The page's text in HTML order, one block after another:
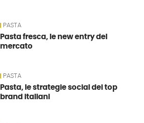
PASTA
Pasta fresca, le new entry del
mercato
PASTA
Pasta, le strategie social dei top
brand italiani